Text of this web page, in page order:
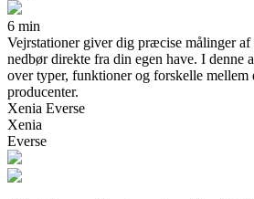
6 min
Vejrstationer giver dig præcise målinger af
nedbør direkte fra din egen have. I denne
over typer, funktioner og forskelle mellem
producenter.
Xenia Everse
Xenia
Everse